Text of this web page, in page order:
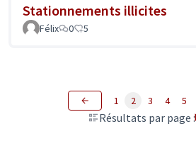
Stationnements illicites
Félix
0 5
Résultats par page :
1 2 3 4 5